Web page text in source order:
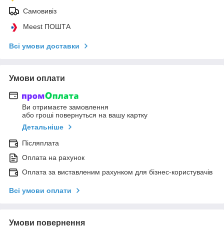
Самовивіз
Meest ПОШТА
Всі умови доставки
Умови оплати
Ви отримаєте замовлення
або гроші повернуться на вашу картку
Детальніше
Післяплата
Оплата на рахунок
Оплата за виставленим рахунком для бізнес-користувачів
Всі умови оплати
Умови повернення